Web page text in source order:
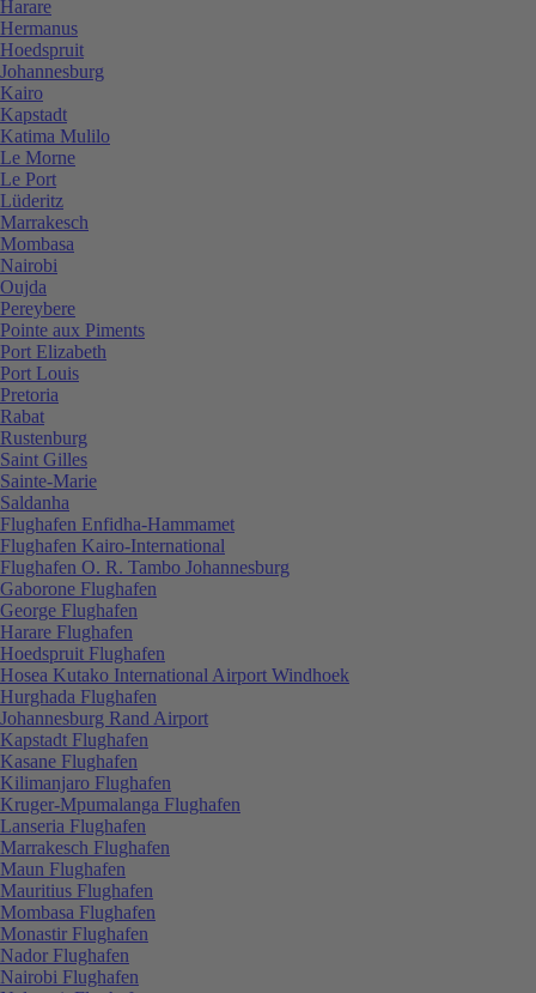
Harare
Hermanus
Hoedspruit
Johannesburg
Kairo
Kapstadt
Katima Mulilo
Le Morne
Le Port
Lüderitz
Marrakesch
Mombasa
Nairobi
Oujda
Pereybere
Pointe aux Piments
Port Elizabeth
Port Louis
Pretoria
Rabat
Rustenburg
Saint Gilles
Sainte-Marie
Saldanha
Flughafen Enfidha-Hammamet
Flughafen Kairo-International
Flughafen O. R. Tambo Johannesburg
Gaborone Flughafen
George Flughafen
Harare Flughafen
Hoedspruit Flughafen
Hosea Kutako International Airport Windhoek
Hurghada Flughafen
Johannesburg Rand Airport
Kapstadt Flughafen
Kasane Flughafen
Kilimanjaro Flughafen
Kruger-Mpumalanga Flughafen
Lanseria Flughafen
Marrakesch Flughafen
Maun Flughafen
Mauritius Flughafen
Mombasa Flughafen
Monastir Flughafen
Nador Flughafen
Nairobi Flughafen